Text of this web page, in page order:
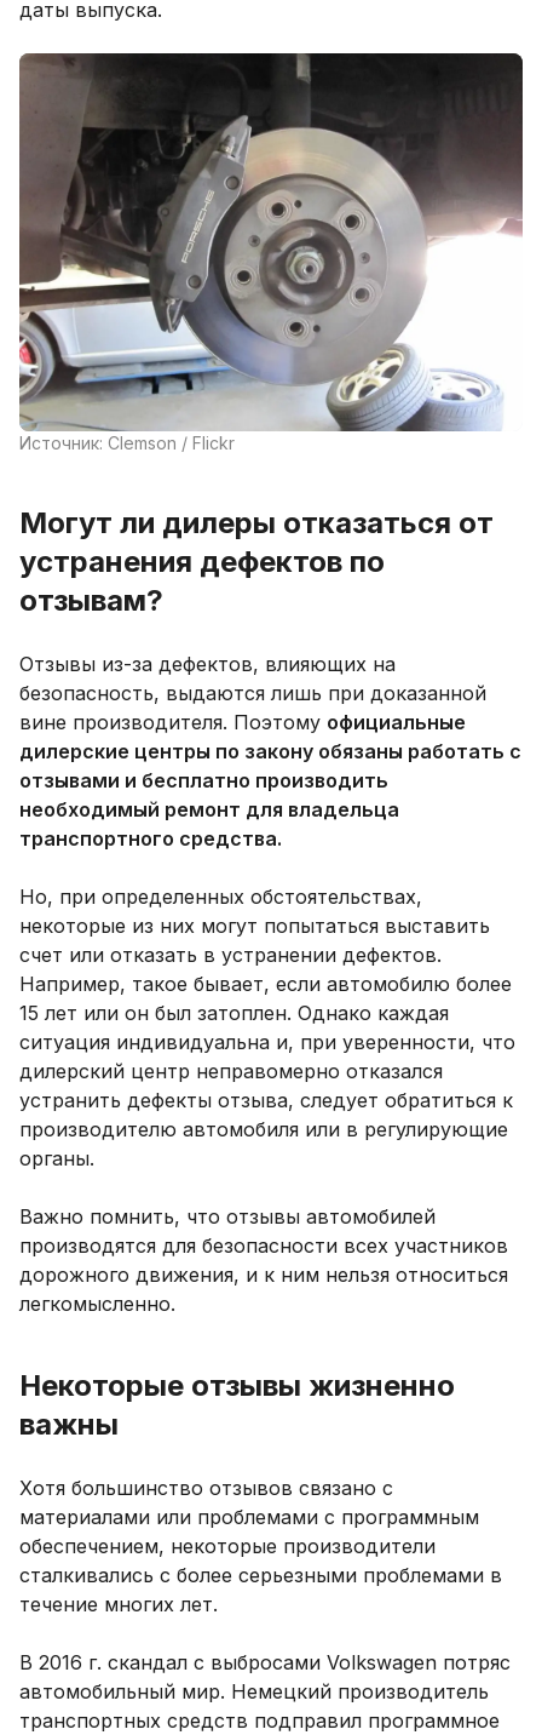
даты выпуска.
Источник: Clemson / Flickr
Могут ли дилеры отказаться от
устранения дефектов по
отзывам?
Отзывы из-за дефектов, влияющих на
безопасность, выдаются лишь при доказанной
вине производителя. Поэтому официальные
дилерские центры по закону обязаны работать с
отзывами и бесплатно производить
необходимый ремонт для владельца
транспортного средства.
Но, при определенных обстоятельствах,
некоторые из них могут попытаться выставить
счет или отказать в устранении дефектов.
Например, такое бывает, если автомобилю более
15 лет или он был затоплен. Однако каждая
ситуация индивидуальна и, при уверенности, что
дилерский центр неправомерно отказался
устранить дефекты отзыва, следует обратиться к
производителю автомобиля или в регулирующие
органы.
Важно помнить, что отзывы автомобилей
производятся для безопасности всех участников
дорожного движения, и к ним нельзя относиться
легкомысленно.
Некоторые отзывы жизненно
важны
Хотя большинство отзывов связано с
материалами или проблемами с программным
обеспечением, некоторые производители
сталкивались с более серьезными проблемами в
течение многих лет.
В 2016 г. скандал с выбросами Volkswagen потряс
автомобильный мир. Немецкий производитель
транспортных средств подправил программное